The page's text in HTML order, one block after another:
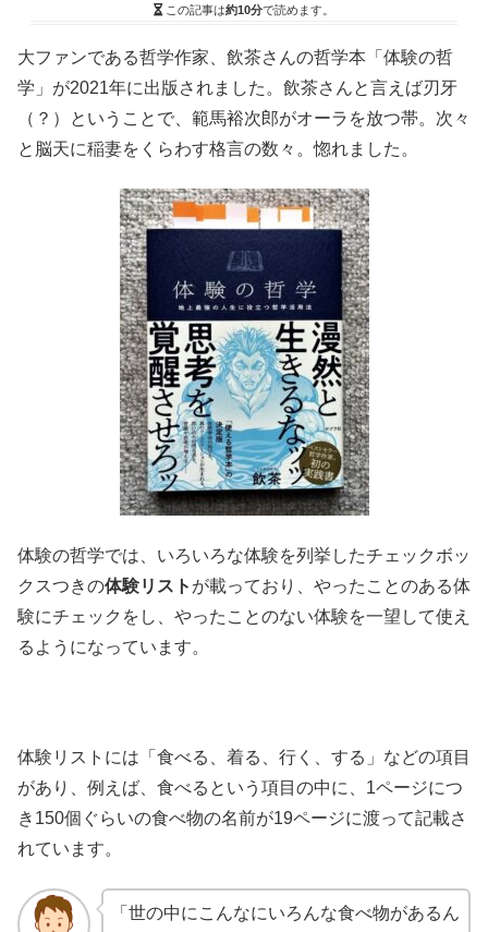
この記事は約10分で読めます。
大ファンである哲学作家、飲茶さんの哲学本「体験の哲
学」が2021年に出版されました。飲茶さんと言えば刃牙
（？）ということで、範馬裕次郎がオーラを放つ帯。次々
と脳天に稲妻をくらわす格言の数々。惚れました。
体験の哲学では、いろいろな体験を列挙したチェックボッ
クスつきの体験リスト が載っており、やったことのある体
験にチェックをし、やったことのない体験を一望して使え
るようになっています。
体験リストには「食べる、着る、行く、する」などの項目
があり、例えば、食べるという項目の中に、1ページにつ
き150個ぐらいの食べ物の名前が19ページに渡って記載さ
れています。
「世の中にこんなにいろんな食べ物があるん